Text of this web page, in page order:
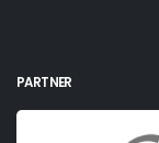
PARTNER